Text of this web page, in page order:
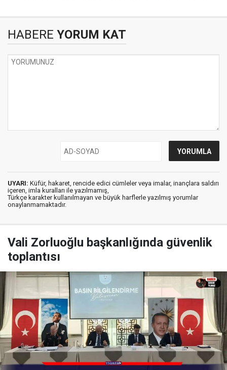
HABERE YORUM KAT
UYARI: Küfür, hakaret, rencide edici cümleler veya imalar, inançlara saldırı
içeren, imla kuralları ile yazılmamış,
Türkçe karakter kullanılmayan ve büyük harflerle yazılmış yorumlar
onaylanmamaktadır.
Vali Zorluoğlu başkanlığında güvenlik
toplantısı